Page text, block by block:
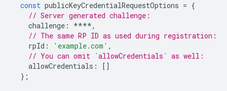
const publicKeyCredentialRequestOptions = {
// Server generated challenge:
challenge : ****,
// The same RP ID as used during registration:
rpId : 'example.com' ,
// You can omit `allowCredentials` as well:
allowCredentials :
[]
};